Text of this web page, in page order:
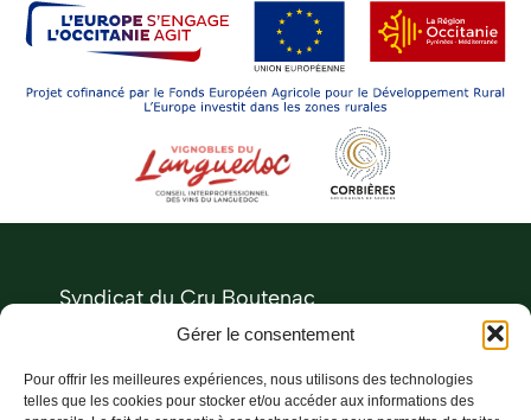
Gérer le consentement
Pour offrir les meilleures expériences, nous utilisons des technologies
telles que les cookies pour stocker et/ou accéder aux informations des
Syndicat du Cru Boutenac
04 68 27 73 00